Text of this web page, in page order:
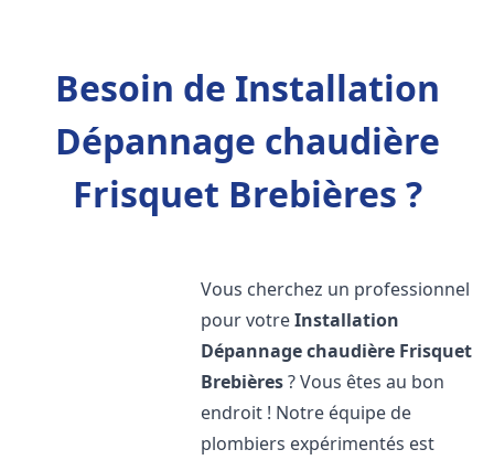
Besoin de Installation
Dépannage chaudière
Frisquet Brebières ?
Vous cherchez un professionnel
pour votreInstallation
Dépannage chaudière Frisquet
Brebières? Vous êtes au bon
endroit ! Notre équipe de
plombiers expérimentés est